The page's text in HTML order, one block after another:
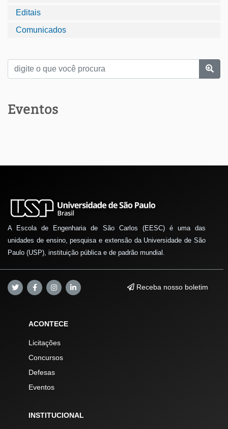
Editais
Comunicados
Eventos
A Escola de Engenharia de São Carlos (EESC) é uma das
unidades de ensino, pesquisa e extensão da Universidade de São
Paulo (USP), instituição pública e de padrão mundial.
Receba nosso boletim
ACONTECE
Licitações
Concursos
Defesas
Eventos
INSTITUCIONAL